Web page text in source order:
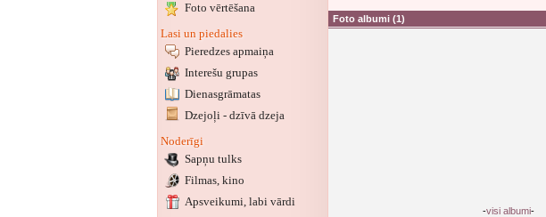
Foto vērtēšana
Lasi un piedalies
Pieredzes apmaiņa
Interešu grupas
Dienasgrāmatas
Dzejoļi - dzīvā dzeja
Noderīgi
Sapņu tulks
Filmas, kino
Apsveikumi, labi vārdi
Foto albumi (1)
-visi albumi-